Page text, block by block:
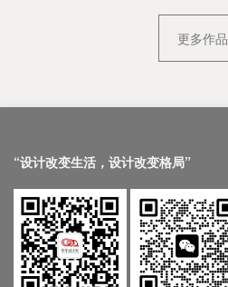
更多作品
“设计改变生活，设计改变格局”